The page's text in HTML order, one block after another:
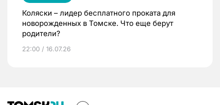
Коляски – лидер бесплатного проката для
новорожденных в Томске. Что еще берут
родители?
22:00 / 16.07.26